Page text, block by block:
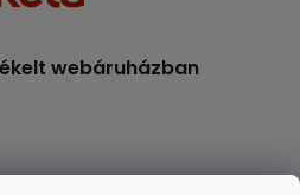
webáruházban